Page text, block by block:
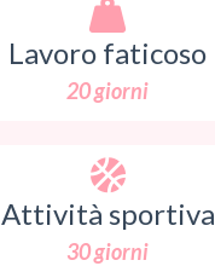
Lavoro faticoso
20 giorni
Attività sportiva
30 giorni